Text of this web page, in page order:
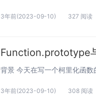
3年前(2023-09-10) 327 阅读
Function.prototype
3年前(2023-09-10) 308 阅读